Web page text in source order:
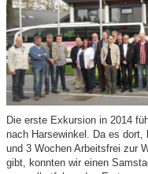
Die erste Exkursion in 2014
nach Harsewinkel. Da es
und 3 Wochen Arbeitsfrei zur
gibt, konnten wir einen